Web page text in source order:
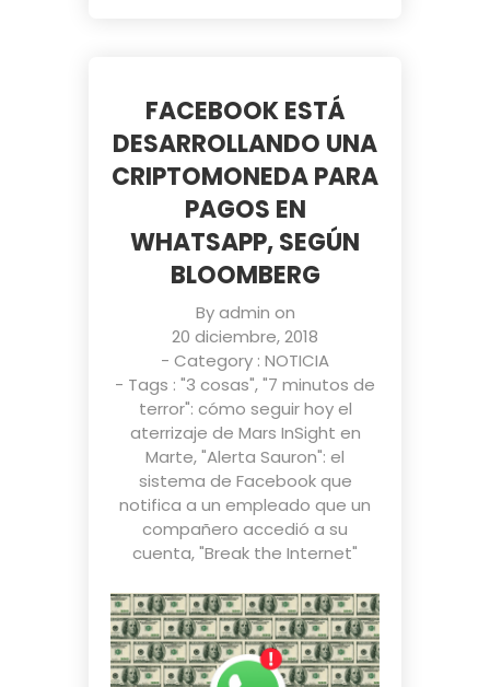
FACEBOOK ESTÁ
DESARROLLANDO UNA
CRIPTOMONEDA PARA
PAGOS EN
WHATSAPP, SEGÚN
BLOOMBERG
Byadmin on
20 diciembre, 2018
- Category : NOTICIA
- Tags : "3 cosas","7 minutos de
terror": cómo seguir hoy el
aterrizaje de Mars InSight en
Marte,"Alerta Sauron": el
sistema de Facebook que
notifica a un empleado que un
compañero accedió a su
cuenta,"Break the Internet"